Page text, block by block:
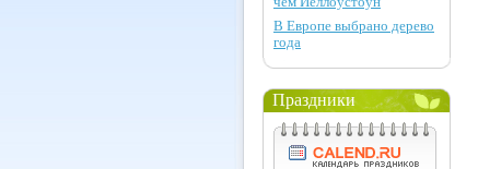
В Европе выбрано дерево
года
Праздники